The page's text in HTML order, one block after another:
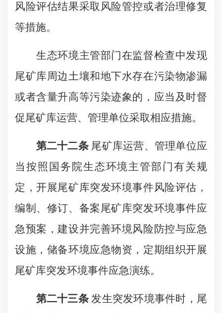
风险评估结果采取风险管控或者治理修复
等措施。
生态环境主管部门在监督检查中发现
尾矿库周边土壤和地下水存在污染物渗漏
或者含量升高等污染迹象的，应当及时督
促尾矿库运营、管理单位采取相应措施。
第二十二条尾矿库运营、管理单位应
当按照国务院生态环境主管部门有关规
定，开展尾矿库突发环境事件风险评估，
编制、修订、备案尾矿库突发环境事件应
急预案，建设并完善环境风险防控与应急
设施，储备环境应急物资，定期组织开展
尾矿库突发环境事件应急演练。
第二十三条发生突发环境事件时，尾